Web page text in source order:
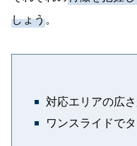
しょう。
対応エリアの広
ワンスライドで